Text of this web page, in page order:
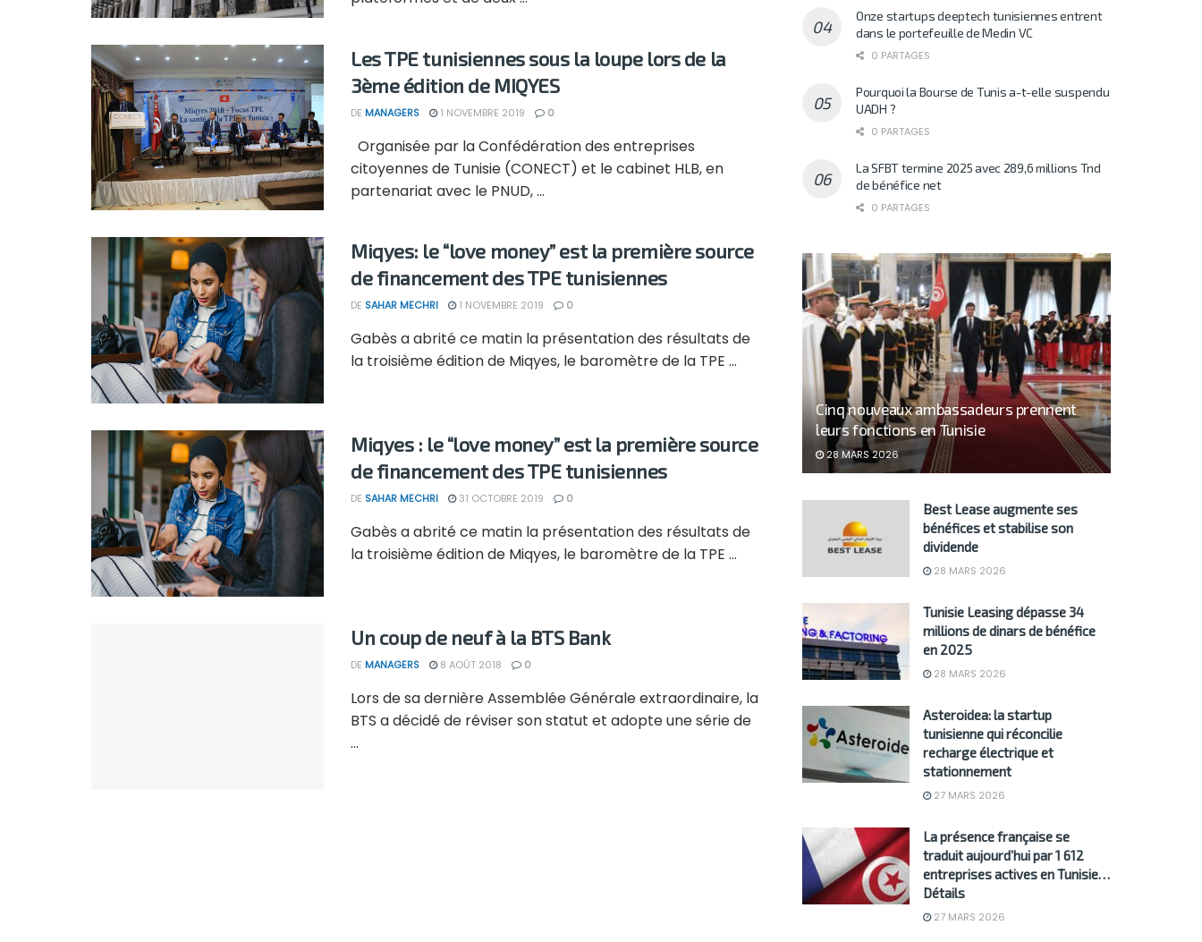
Les TPE tunisiennes sous la loupe lors de la
3ème édition de MIQYES
DE MANAGERS 1 NOVEMBRE 2019 0
Organisée par la Confédération des entreprises
citoyennes de Tunisie (CONECT) et le cabinet HLB, en
partenariat avec le PNUD, ...
Miqyes: le “love money” est la première source
de financement des TPE tunisiennes
DE SAHAR MECHRI 1 NOVEMBRE 2019 0
Gabès a abrité ce matin la présentation des résultats de
la troisième édition de Miqyes, le baromètre de la TPE ...
Miqyes : le “love money” est la première source
de financement des TPE tunisiennes
DE SAHAR MECHRI 31 OCTOBRE 2019 0
Gabès a abrité ce matin la présentation des résultats de
la troisième édition de Miqyes, le baromètre de la TPE ...
Un coup de neuf à la BTS Bank
DE MANAGERS 8 AOÛT 2018 0
Lors de sa dernière Assemblée Générale extraordinaire, la
BTS a décidé de réviser son statut et adopte une série de
...
Onze startups deeptech tunisiennes entrent
dans le portefeuille de Medin VC
0 PARTAGES
Pourquoi la Bourse de Tunis a-t-elle suspendu
UADH ?
0 PARTAGES
La SFBT termine 2025 avec 289,6 millions Tnd
de bénéfice net
0 PARTAGES
Cinq nouveaux ambassadeurs prennent
leurs fonctions en Tunisie
28 MARS 2026
Best Lease augmente ses
bénéfices et stabilise son
dividende
28 MARS 2026
Tunisie Leasing dépasse 34
millions de dinars de bénéfice
en 2025
28 MARS 2026
Asteroidea: la startup
tunisienne qui réconcilie
recharge électrique et
stationnement
27 MARS 2026
La présence française se
traduit aujourd’hui par 1 612
entreprises actives en Tunisie…
Détails
27 MARS 2026